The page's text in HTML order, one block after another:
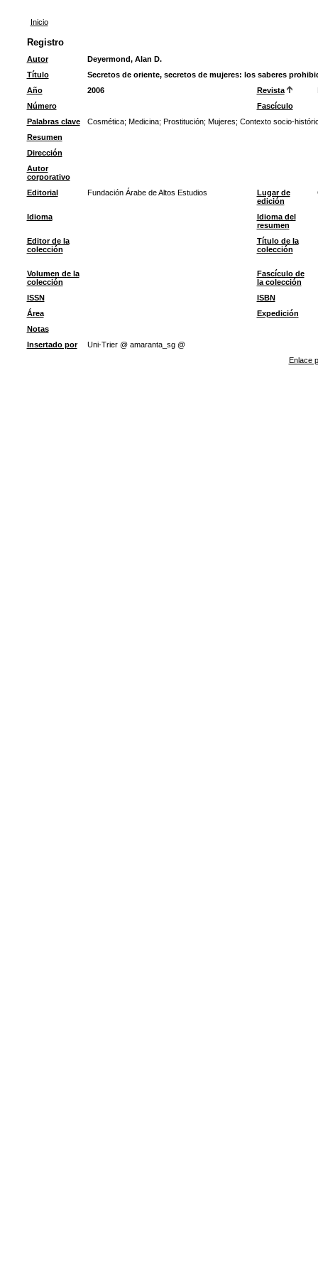
Inicio
Registro
Autor
Deyermond, Alan D.
Título
Secretos de oriente, secretos de mujeres: los saberes
Año
2006 Revista
Número
Fascículo
Palabras clave
Cosmética; Medicina; Prostitución; Mujeres; Contexto socio-
Resumen
Dirección
Autor
corporativo
Editorial
Fundación Árabe de Altos Estudios
Lugar de
edición
Idioma
Idioma del
resumen
Editor de la
colección
Título de la
colección
Volumen de la
colección
Fascículo de
la colección
ISSN
ISBN
Área
Expedición
Notas
Insertado por
Uni-Trier @ amaranta_sg @
Enlace